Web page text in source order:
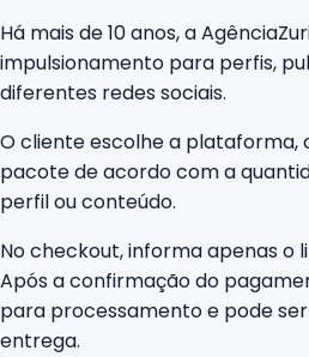
Há mais de 10 anos, a
impulsionamento para perfis,
diferentes redes sociais.
O cliente escolhe a plataforma,
pacote de acordo com a
perfil ou conteúdo.
No checkout, informa apenas o
Após a confirmação do
para processamento e pode
entrega.